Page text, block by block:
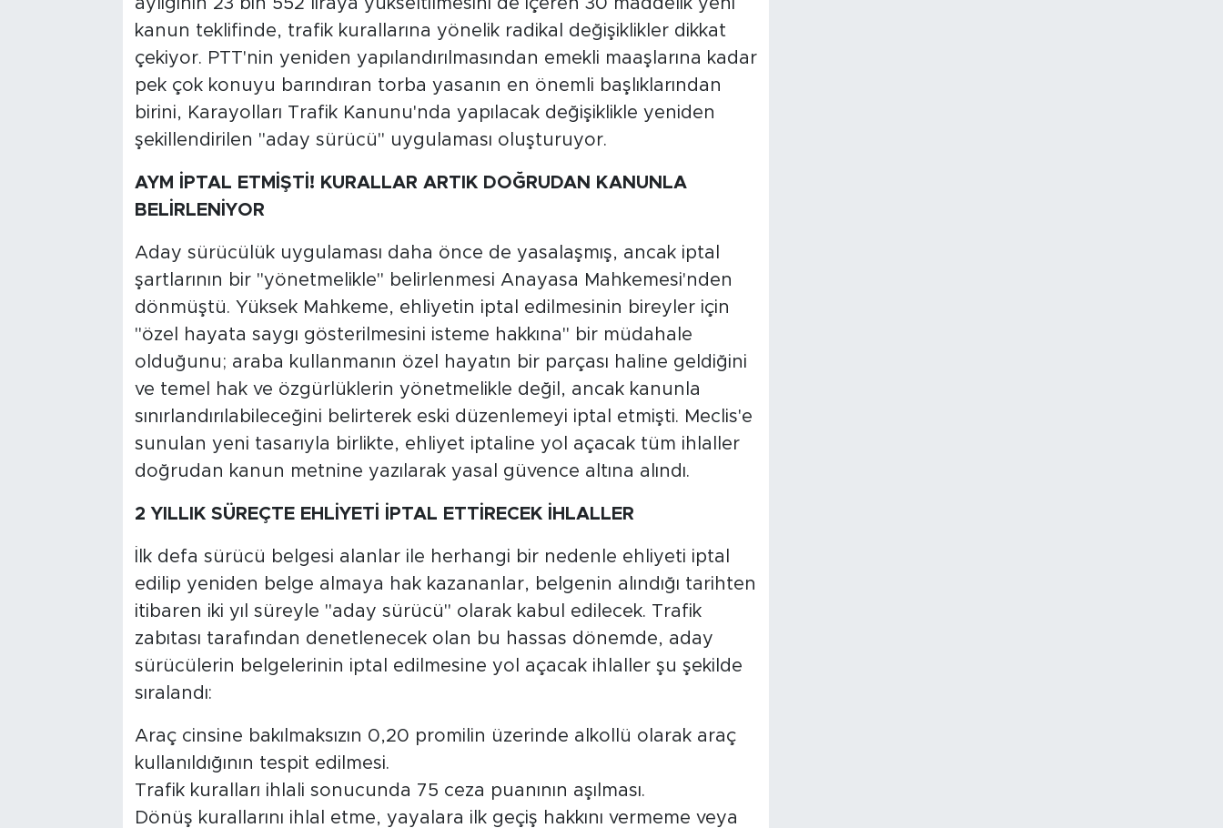
kanun teklifinde, trafik kurallarına yönelik radikal değişiklikler dikkat
çekiyor. PTT'nin yeniden yapılandırılmasından emekli maaşlarına kadar
pek çok konuyu barındıran torba yasanın en önemli başlıklarından
birini, Karayolları Trafik Kanunu'nda yapılacak değişiklikle yeniden
şekillendirilen "aday sürücü" uygulaması oluşturuyor.
AYM İPTAL ETMİŞTİ! KURALLAR ARTIK DOĞRUDAN KANUNLA
BELİRLENİYOR
Aday sürücülük uygulaması daha önce de yasalaşmış, ancak iptal
şartlarının bir "yönetmelikle" belirlenmesi Anayasa Mahkemesi'nden
dönmüştü. Yüksek Mahkeme, ehliyetin iptal edilmesinin bireyler için
"özel hayata saygı gösterilmesini isteme hakkına" bir müdahale
olduğunu; araba kullanmanın özel hayatın bir parçası haline geldiğini
ve temel hak ve özgürlüklerin yönetmelikle değil, ancak kanunla
sınırlandırılabileceğini belirterek eski düzenlemeyi iptal etmişti. Meclis'e
sunulan yeni tasarıyla birlikte, ehliyet iptaline yol açacak tüm ihlaller
doğrudan kanun metnine yazılarak yasal güvence altına alındı.
2 YILLIK SÜREÇTE EHLİYETİ İPTAL ETTİRECEK İHLALLER
İlk defa sürücü belgesi alanlar ile herhangi bir nedenle ehliyeti iptal
edilip yeniden belge almaya hak kazananlar, belgenin alındığı tarihten
itibaren iki yıl süreyle "aday sürücü" olarak kabul edilecek. Trafik
zabıtası tarafından denetlenecek olan bu hassas dönemde, aday
sürücülerin belgelerinin iptal edilmesine yol açacak ihlaller şu şekilde
sıralandı:
Araç cinsine bakılmaksızın 0,20 promilin üzerinde alkollü olarak araç
kullanıldığının tespit edilmesi.
Trafik kuralları ihlali sonucunda 75 ceza puanının aşılması.
Dönüş kurallarını ihlal etme, yayalara ilk geçiş hakkını vermeme veya